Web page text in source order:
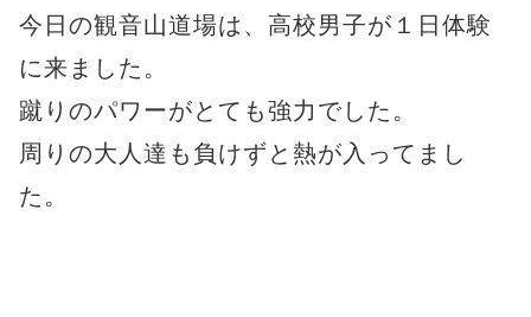
今日の観音山道場は、高校男子が１日体験
に来ました。
蹴りのパワーがとても強力でした。
周りの大人達も負けずと熱が入ってまし
た。